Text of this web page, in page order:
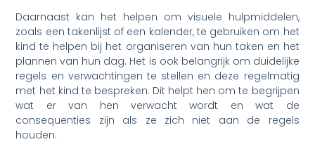
Daarnaast kan het helpen om visuele hulpmiddelen,
zoals een takenlijst of een kalender, te gebruiken om het
kind te helpen bij het organiseren van hun taken en het
plannen van hun dag. Het is ook belangrijk om duidelijke
regels en verwachtingen te stellen en deze regelmatig
met het kind te bespreken. Dit helpt hen om te begrijpen
wat er van hen verwacht wordt en wat de
consequenties zijn als ze zich niet aan de regels
houden.